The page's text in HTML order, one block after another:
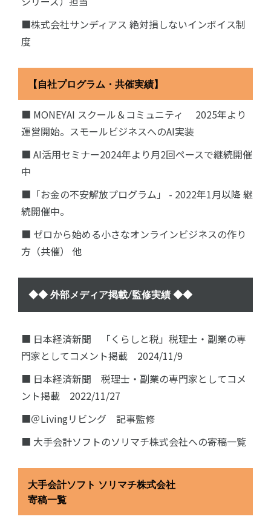
■株式会社サンディアス 絶対損しないインボイス制
度
【自社プログラム・共催実績】
■ MONEYAI スクール＆コミュニティ 2025年より
運営開始。スモールビジネスへのAI実装
■ AI活用セミナー2024年より月2回ペースで継続開催
中
■「お金の不安解放プログラム」 - 2022年1月以降 継
続開催中。
■ ゼロから始める小さなオンラインビジネスの作り
方（共催） 他
◆◆ 外部メディア掲載/監修実績 ◆◆
■ 日本経済新聞 「くらしと税」税理士・副業の専
門家としてコメント掲載 2024/11/9
■ 日本経済新聞 税理士・副業の専門家としてコメ
ント掲載 2022/11/27
■＠Livingリビング 記事監修
■ 大手会計ソフトのソリマチ株式会社への寄稿一覧
大手会計ソフト ソリマチ株式会社
寄稿一覧